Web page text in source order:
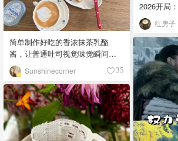
红房子
简单制作好吃的香浓抹茶乳酪
酱，让普通吐司视觉味觉瞬间提
升🔝 Sunshinecorner 35